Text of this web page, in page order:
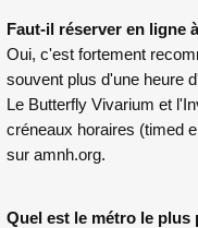
Faut-il réserver en ligne
Oui, c'est fortement
souvent plus d'une heure
Le Butterfly Vivarium et
créneaux horaires (timed
sur amnh.org.
Quel est le métro le plus